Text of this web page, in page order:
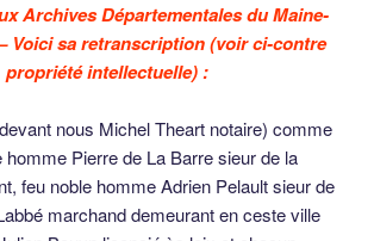
Archives Départementales du Maine-
Voici sa retranscription (voir ci-contre
propriété intellectuelle) :
nous Michel Theart notaire) comme
Pierre de La Barre sieur de la
feu noble homme Adrien Pelault sieur de
marchand demeurant en ceste ville